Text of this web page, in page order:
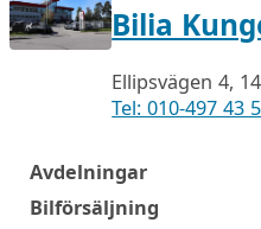
Bilia
Ellipsvägen 4,
Tel: 010-497 43
Öppettider
Avdelningar
Bilförsäljning